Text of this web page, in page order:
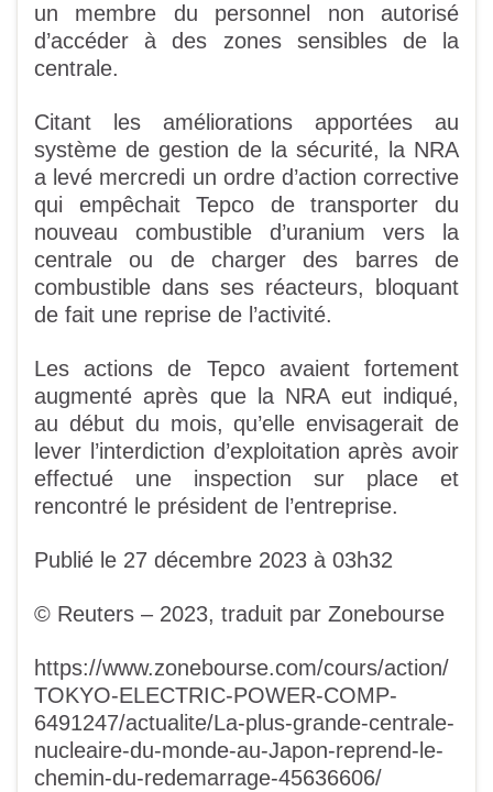
un membre du personnel non autorisé
d’accéder à des zones sensibles de la
centrale.
Citant les améliorations apportées au
système de gestion de la sécurité, la NRA
a levé mercredi un ordre d’action corrective
qui empêchait Tepco de transporter du
nouveau combustible d’uranium vers la
centrale ou de charger des barres de
combustible dans ses réacteurs, bloquant
de fait une reprise de l’activité.
Les actions de Tepco avaient fortement
augmenté après que la NRA eut indiqué,
au début du mois, qu’elle envisagerait de
lever l’interdiction d’exploitation après avoir
effectué une inspection sur place et
rencontré le président de l’entreprise.
Publié le 27 décembre 2023 à 03h32
© Reuters – 2023, traduit par Zonebourse
https://www.zonebourse.com/cours/action/
TOKYO-ELECTRIC-POWER-COMP-
6491247/actualite/La-plus-grande-centrale-
nucleaire-du-monde-au-Japon-reprend-le-
chemin-du-redemarrage-45636606/